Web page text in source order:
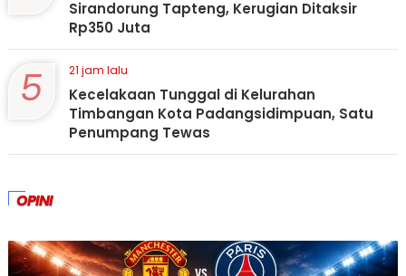
Sirandorung Tapteng, Kerugian Ditaksir
Rp350 Juta
5 21 jam lalu
Kecelakaan Tunggal di Kelurahan
Timbangan Kota Padangsidimpuan, Satu
Penumpang Tewas
OPINI